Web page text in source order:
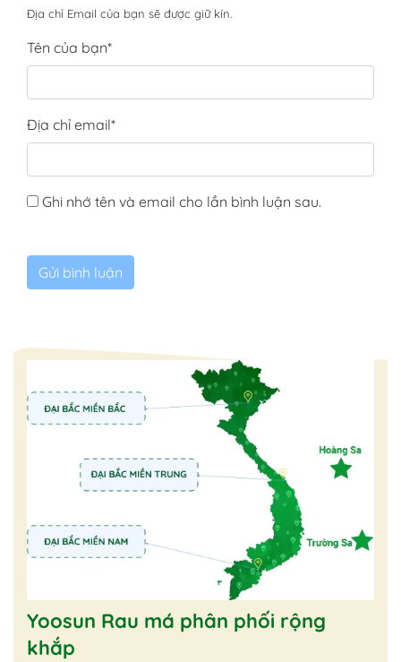
Địa chỉ Email của bạn sẽ được giữ kín.
Tên của bạn*
Địa chỉ email*
Ghi nhớ tên và email cho lần bình luận sau.
Yoosun Rau má phân phối rộng
khắp